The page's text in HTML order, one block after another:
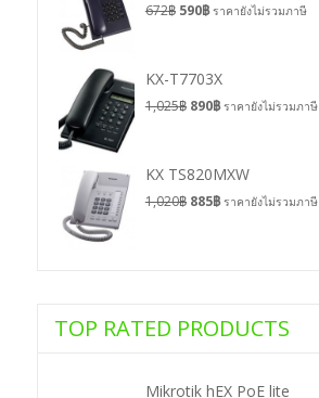
672฿ 590฿ ราคายังไม่รวมภาษี
KX-T7703X
1,025฿ 890฿ ราคายังไม่รวมภาษี
KX TS820MXW
1,020฿ 885฿ ราคายังไม่รวมภาษี
TOP RATED PRODUCTS
Mikrotik hEX PoE lite